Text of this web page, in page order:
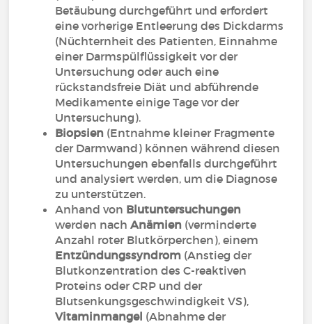
Betäubung durchgeführt und erfordert
eine vorherige Entleerung des Dickdarms
(Nüchternheit des Patienten, Einnahme
einer Darmspülflüssigkeit vor der
Untersuchung oder auch eine
rückstandsfreie Diät und abführende
Medikamente einige Tage vor der
Untersuchung).
Biopsien (Entnahme kleiner Fragmente
der Darmwand) können während diesen
Untersuchungen ebenfalls durchgeführt
und analysiert werden, um die Diagnose
zu unterstützen.
Anhand von Blutuntersuchungen
werden nach Anämien (verminderte
Anzahl roter Blutkörperchen), einem
Entzündungssyndrom (Anstieg der
Blutkonzentration des C-reaktiven
Proteins oder CRP und der
Blutsenkungsgeschwindigkeit VS),
Vitaminmangel (Abnahme der